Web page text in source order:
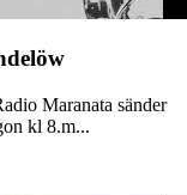
Maranata sänder
kl 8.m...